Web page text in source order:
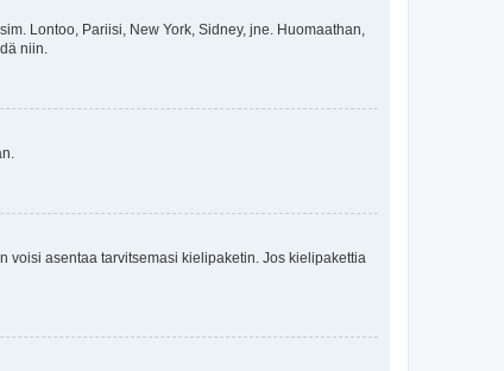
Lontoo, Pariisi, New York, Sidney, jne. Huomaathan,
niin.
asentaa tarvitsemasi kielipaketin. Jos kielipakettia